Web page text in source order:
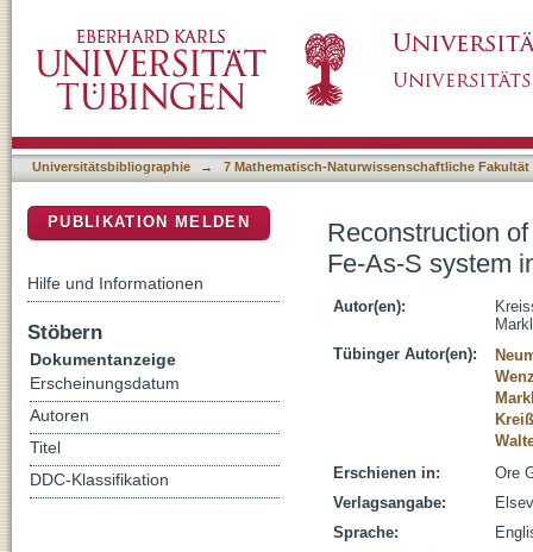
Penninic Alps, Switzerland
Universitätsbibliographie → 7 Mathematisch-Naturwissenschaftliche Fakultät
Reconstruction
Fe-As-S system
Autor(en):
Tübinger Autor(en):
Erschienen in:
Ore
Verlagsangabe:
Sprache:
PUBLIKATION MELDEN
Hilfe und Informationen
Stöbern
Dokumentanzeige
Erscheinungsdatum
Autoren
Titel
DDC-Klassifikation